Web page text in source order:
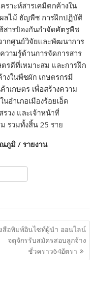
ราะห์สารเคมีตกค้างใน
ลไม้ ธัญพืช การฝึกปฏิบัติ
สารป้องกันกำจัดศัตรูพืช
ากศูนย์วิจัยและพัฒนาการ
วามรู้ด้านการจัดการสาร
ตรดีที่เหมาะสม และการฝึก
งในพืชผัก เกษตรกรมี
เกษตร เพื่อสร้างความ
อำเภอเมืองร้อยเอ็ด
วง และเจ้าหน้าที่
รวมทั้งสิ้น 25 ราย
ณภูมิ / รายงาน
สือพิมพ์อินไซท์ผู้นำ ออนไลน์
จตุจักรรับสมัครสอบลูกจ้าง
ชั่วคราว64อัตรา